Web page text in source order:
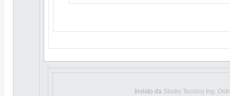
Inviato da Studio Tecnico Ing.